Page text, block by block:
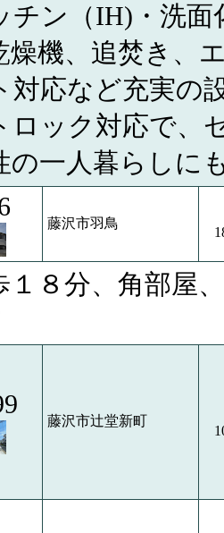
チン（IH)・洗面
燥機、追焚き、
対応など充実の
ロック対応で、
の一人暮らしに
藤沢市羽鳥
１８分、角部屋
藤沢市辻堂新町